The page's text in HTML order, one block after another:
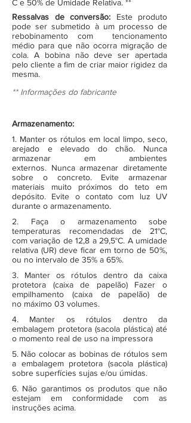
C e 50% de Umidade Relativa. **
Ressalvas de conversão: Este produto
pode ser submetido à um processo de
rebobinamento com tencionamento
médio para que não ocorra migração de
cola. A bobina não deve ser apertada
pelo cliente a fim de criar maior rigidez da
mesma.
** Informações do fabricante
Armazenamento:
1. Manter os rótulos em local limpo, seco,
arejado e elevado do chão. Nunca
armazenar em ambientes
externos. Nunca armazenar diretamente
sobre o concreto. Evite armazenar
materiais muito próximos do teto em
depósito. Evite o contato com luz UV
durante o armazenamento.
2. Faça o armazenamento sobe
temperaturas recomendadas de 21°C,
com variação de 12,8 a 29,5°C. A umidade
relativa (UR) deve ficar em torno de 50%,
ou no intervalo de 35% a 65%.
3. Manter os rótulos dentro da caixa
protetora (caixa de papelão) Fazer o
empilhamento (caixa de papelão) de
no máximo 03 volumes.
4. Manter os rótulos dentro da
embalagem protetora (sacola plástica) até
o momento real de uso na impressora
5. Não colocar as bobinas de rótulos sem
a embalagem protetora (sacola plástica)
sobre superfícies sujas e/ou úmidas.
6. Não garantimos os produtos que não
estejam em conformidade com as
instruções acima.